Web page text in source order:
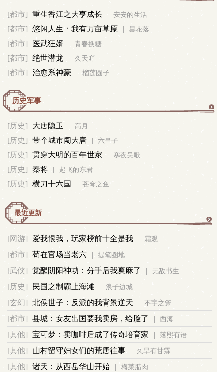
[都市] 重生香江之大亨成长 | 安安的生活
[都市] 悠闲人生：我有万亩草原 | 昙花落
[都市] 医武狂婿 | 青春换糖
[都市] 绝世潜龙 | 久天吖
[都市] 治愈系神豪 | 榴莲圆子
历史军事
[历史] 大唐隐卫 | 高月
[历史] 带个城市闯大唐 | 六皇子
[历史] 贯穿大明的百年世家 | 寒夜吴歌
[历史] 秦将 | 起飞的东君
[历史] 横刀十六国 | 苍穹之鱼
最近更新
[网游] 爱我恨我，玩家榜前十全是我 | 霜观
[都市] 苟在官场当老六 | 提笔圈地
[武侠] 觉醒阴阳神功：分手后我爽麻了 | 无敌书生
[历史] 民国之制霸上海滩 | 浪子边城
[玄幻] 北侯世子：反派的我背景逆天 | 不宇之箫
[都市] 县城：女友出国要我卖房，给脸了 | 西海
[其他] 宝可梦：卖咖啡后成了传奇培育家 | 落熙有语
[其他] 山村留守妇女们的荒唐往事 | 久旱有甘霖
[其他] 诸天：从西岳华山开始 | 梅菜腊肉